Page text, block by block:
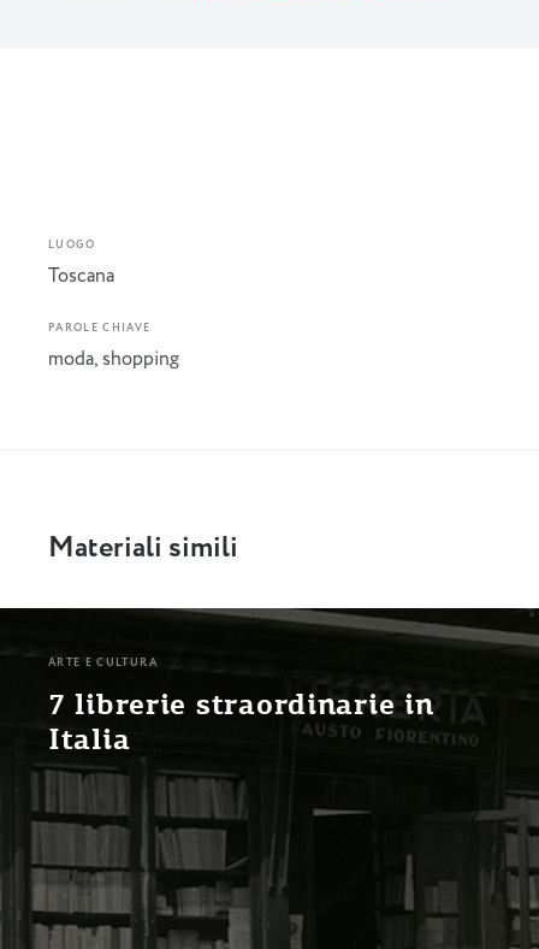
LUOGO
Toscana
PAROLE CHIAVE
moda, shopping
Materiali simili
ARTE E CULTURA
7 librerie straordinarie in
Italia